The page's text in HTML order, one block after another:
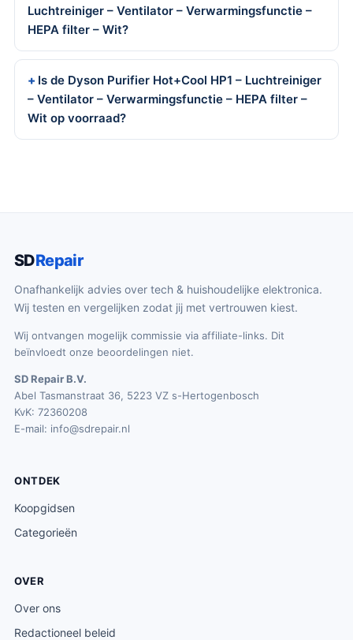
Luchtreiniger – Ventilator – Verwarmingsfunctie –
HEPA filter – Wit?
Is de Dyson Purifier Hot+Cool HP1 – Luchtreiniger
– Ventilator – Verwarmingsfunctie – HEPA filter –
Wit op voorraad?
SDRepair
Onafhankelijk advies over tech & huishoudelijke elektronica.
Wij testen en vergelijken zodat jij met vertrouwen kiest.
Wij ontvangen mogelijk commissie via affiliate-links. Dit
beïnvloedt onze beoordelingen niet.
SD Repair B.V.
Abel Tasmanstraat 36, 5223 VZ s-Hertogenbosch
KvK: 72360208
E-mail: info@sdrepair.nl
ONTDEK
Koopgidsen
Categorieën
OVER
Over ons
Redactioneel beleid